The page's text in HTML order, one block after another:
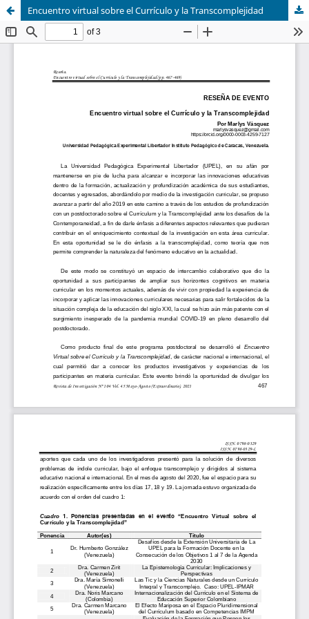
Encuentro virtual sobre el Currículo y la Transcomplejidad